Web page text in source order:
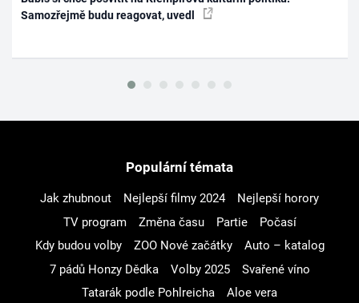
Samozřejmě budu reagovat, uvedl
Populární témata
Jak zhubnout Nejlepší filmy 2024
Nejlepší horory
TV program
Změna času Partie
Počasí
Kdy budou volby
ZOO Nové začátky
Auto – katalog
7 pádů Honzy Dědka
Volby 2025
Svařené víno
Tatarák podle Pohlreicha
Aloe vera